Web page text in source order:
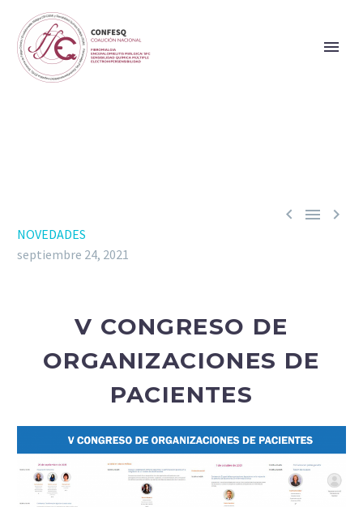
  
NOVEDADES
septiembre 24, 2021
V CONGRESO DE
ORGANIZACIONES DE
PACIENTES